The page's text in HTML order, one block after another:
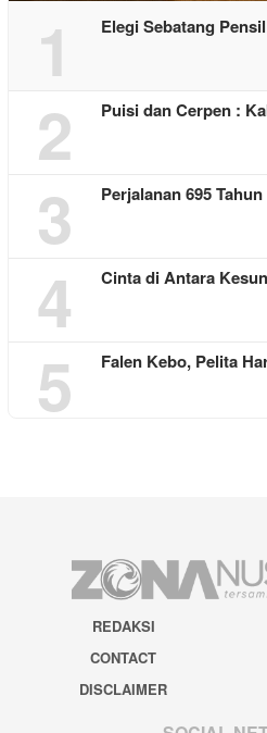
1 Elegi Sebatang Pensil
2 Puisi dan Cerpen :
3 Perjalanan 695
4 Cinta di Antara
5 Falen Kebo, Pelita
REDAKSI
CONTACT
DISCLAIMER